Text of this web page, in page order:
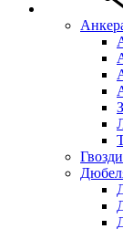
Гвозди